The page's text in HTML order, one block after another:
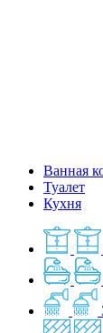
Ванная
Туалет
Кухня